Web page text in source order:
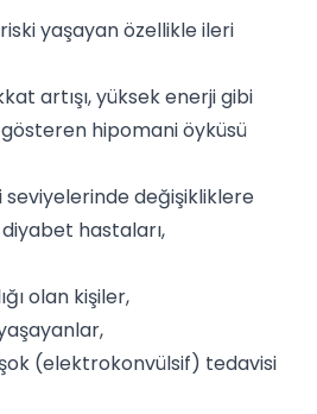
yaşayan özellikle ileri
artışı, yüksek enerji gibi
hipomani öyküsü
değişikliklere
hastaları,
olan kişiler,
(elektrokonvülsif) tedavisi